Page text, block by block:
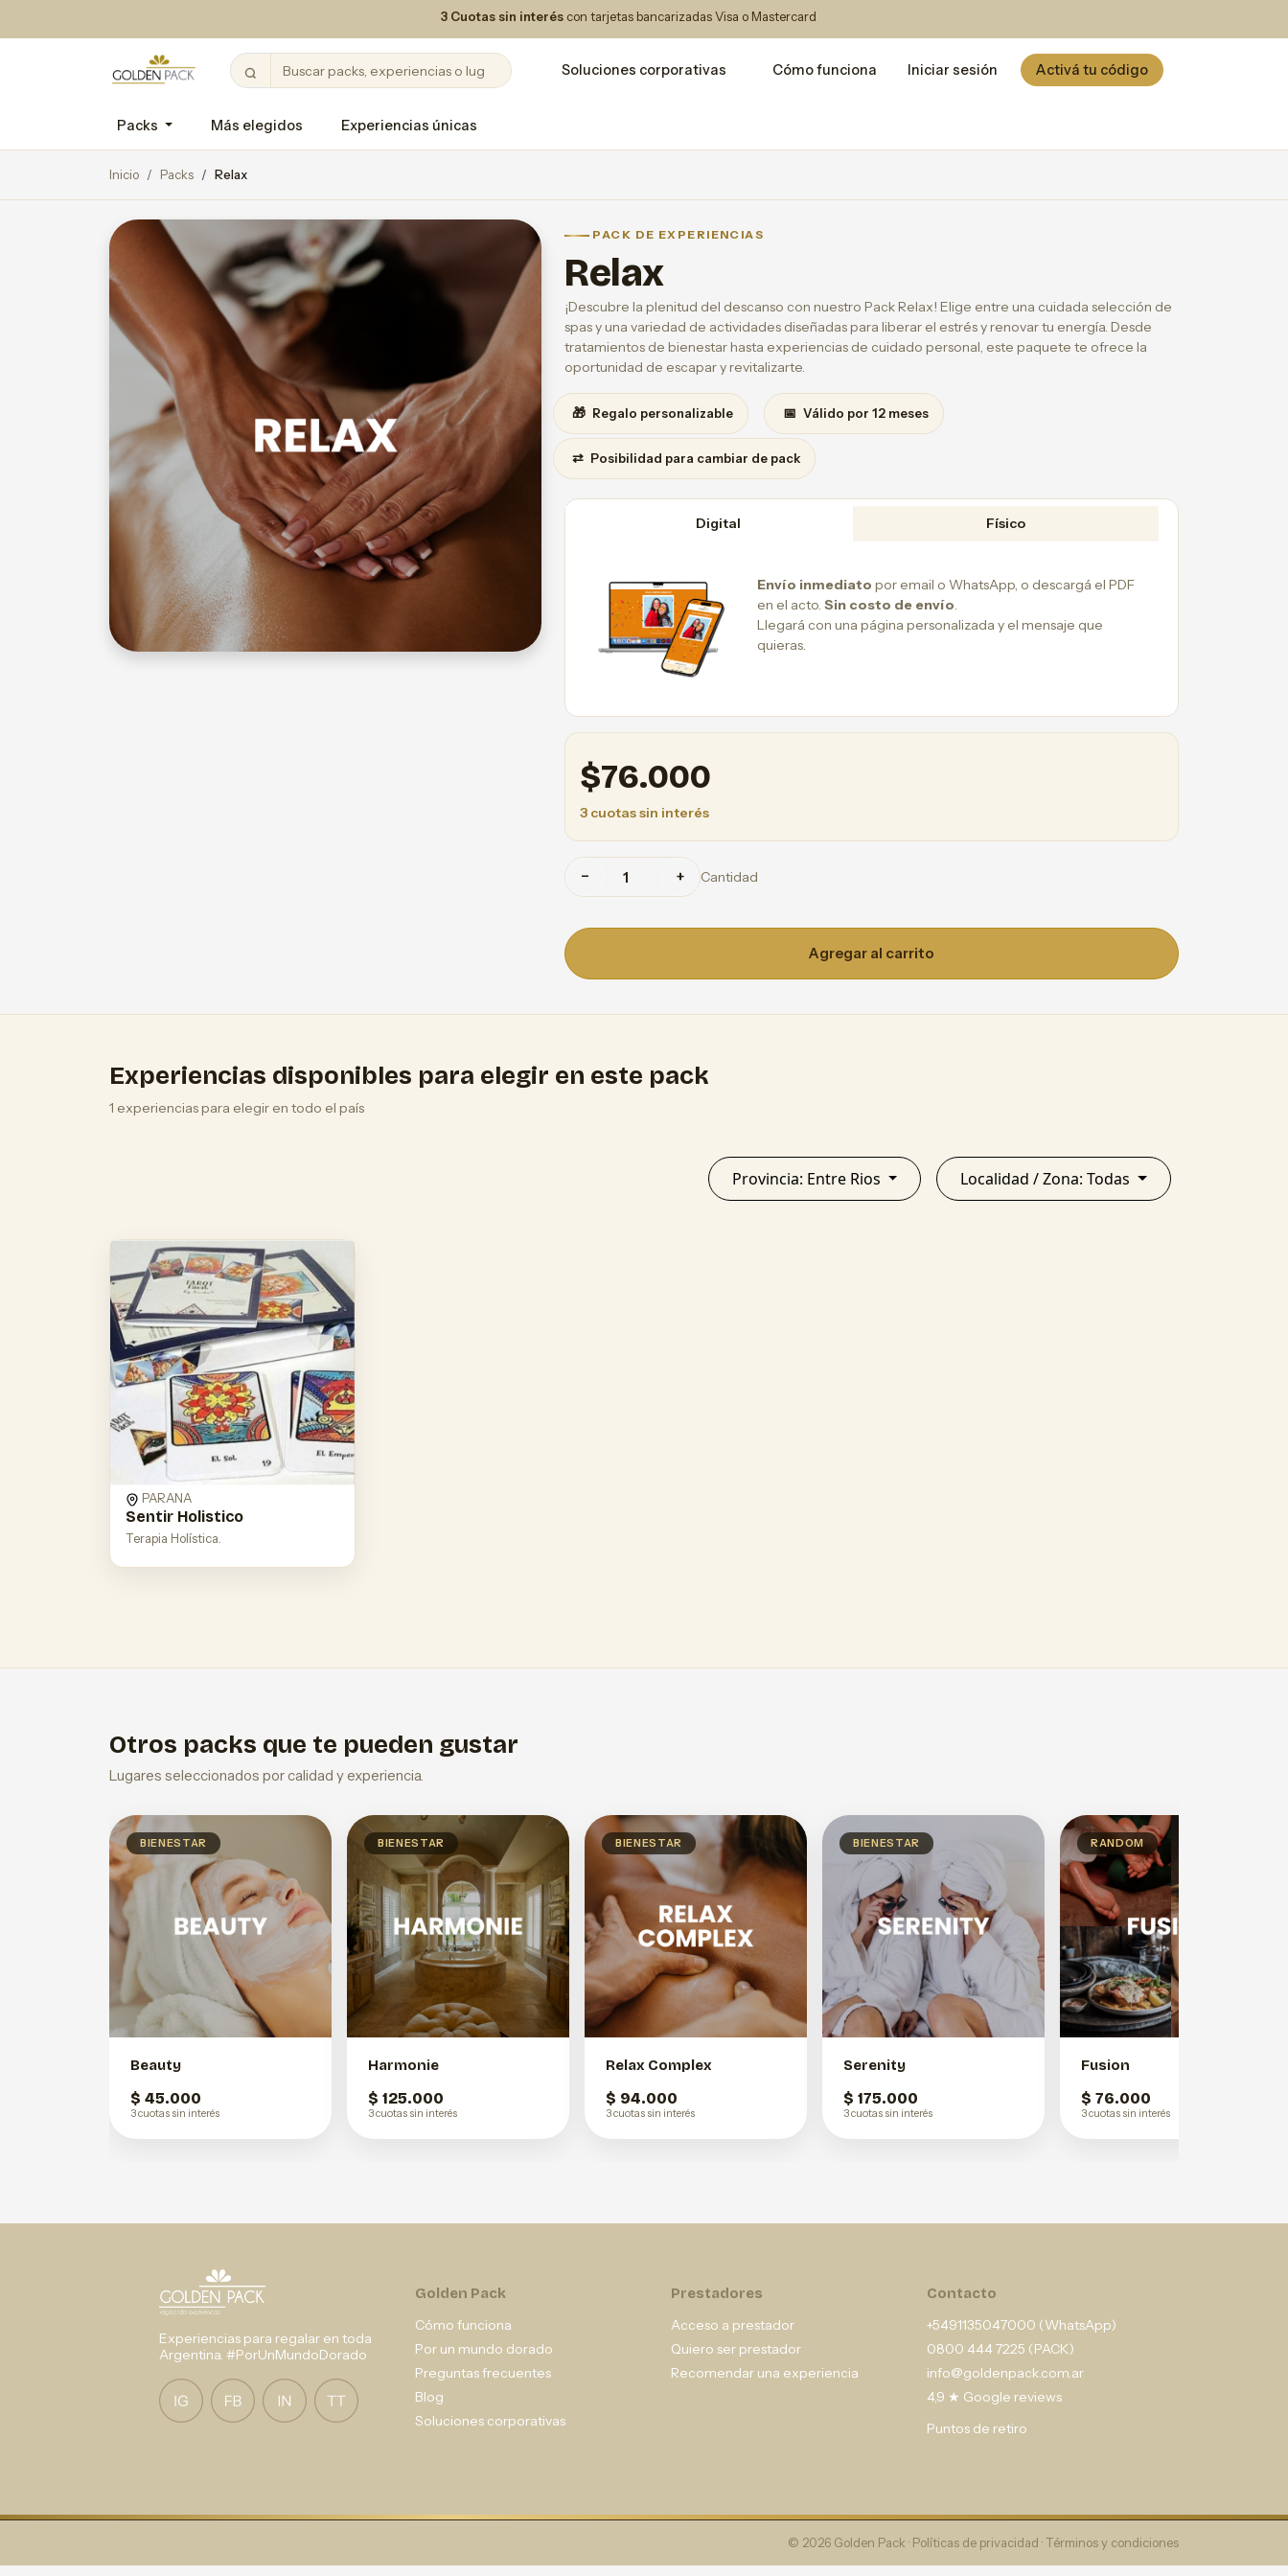
3 Cuotas sin interés con tarjetas bancarizadas Visa o Mastercard
Soluciones corporativas Cómo funciona Iniciar sesión Activá tu código
Packs Más elegidos Experiencias únicas
Inicio Packs Relax
PACK DE EXPERIENCIAS
Relax
¡Descubre la plenitud del descanso con nuestro Pack Relax! Elige entre una cuidada selección de
spas y una variedad de actividades diseñadas para liberar el estrés y renovar tu energía. Desde
tratamientos de bienestar hasta experiencias de cuidado personal, este paquete te ofrece la
oportunidad de escapar y revitalizarte.
🎁 Regalo personalizable 📅 Válido por 12 meses
⇄ Posibilidad para cambiar de pack
Digital Físico
Envío inmediato por email o WhatsApp, o descargá el PDF
en el acto. Sin costo de envío
Llegará con una página personalizada y el mensaje que
quieras.
$76.000
3 cuotas sin interés
− + Cantidad
Agregar al carrito
Experiencias disponibles para elegir en este pack
1 experiencias para elegir en todo el país
Provincia: Entre Rios Localidad / Zona: Todas
PARANA
Sentir Holistico
Terapia Holística.
Otros packs que te pueden gustar
Lugares seleccionados por calidad y experiencia.
BIENESTAR
Beauty
$ 45.000
3 cuotas sin interés
BIENESTAR
Harmonie
$ 125.000
3 cuotas sin interés
BIENESTAR
Relax Complex
$ 94.000
3 cuotas sin interés
BIENESTAR
Serenity
$ 175.000
3 cuotas sin interés
RANDOM
Fusion
$ 76.000
3 cuotas sin interés
Experiencias para regalar en toda
Argentina. #PorUnMundoDorado
Golden Pack
Cómo funciona
Por un mundo dorado
Preguntas frecuentes
Blog
Soluciones corporativas
Prestadores
Acceso a prestador
Quiero ser prestador
Recomendar una experiencia
Contacto
+5491135047000 (WhatsApp)
0800 444 7225 (PACK)
info@goldenpack.com.ar
4,9 ★ Google reviews
Puntos de retiro
© 2026 Golden Pack · Políticas de privacidad · Términos y condiciones